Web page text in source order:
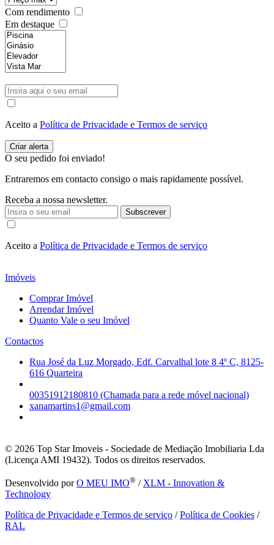
Com rendimento
Em destaque
Aceito a Política de Privacidade e Termos de serviço
O seu pedido foi enviado!
Entraremos em contacto consigo o mais rapidamente possível.
Receba a nossa newsletter.
Subscrever
Aceito a Política de Privacidade e Termos de serviço
Imóveis
Comprar Imóvel
Arrendar Imóvel
Quanto Vale o seu Imóvel
Contactos
Rua José da Luz Morgado, Edf. Carvalhal lote 8 4º C, 8125-
616 Quarteira
00351912180810 (Chamada para a rede móvel nacional)
xanamartins1@gmail.com
© 2026 Top Star Imoveis - Sociedade de Mediação Imobiliaria Lda
(Licença AMI 19432). Todos os direitos reservados.
Desenvolvido porO MEU IMO® / XLM - Innovation &
Technology
Política de Privacidade e Termos de serviço /Política de Cookies /
RAL